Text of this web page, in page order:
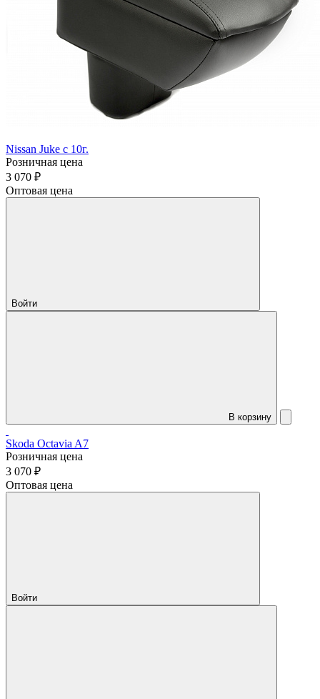
Nissan Juke с 10г.
Розничная цена
3 070 ₽
Оптовая цена
Войти
В корзину
Skoda Octavia A7
Розничная цена
3 070 ₽
Оптовая цена
Войти